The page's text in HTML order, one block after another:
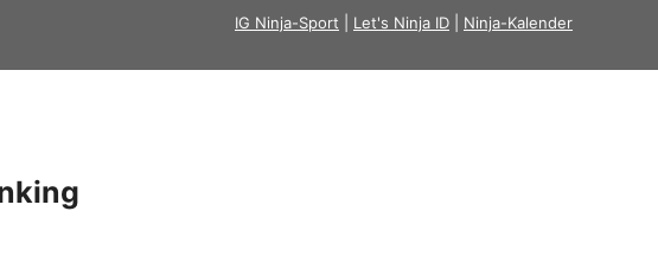
IG Ninja-Sport Let's Ninja ID Ninja-Kalender